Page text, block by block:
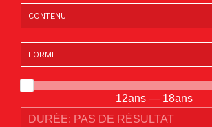
12ans — 18ans